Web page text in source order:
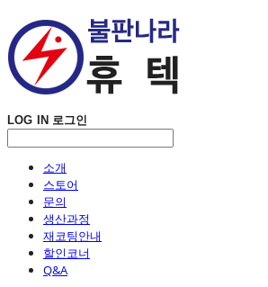
LOG IN 로그인
소개
스토어
문의
생산과정
재코팅안내
할인코너
Q&A